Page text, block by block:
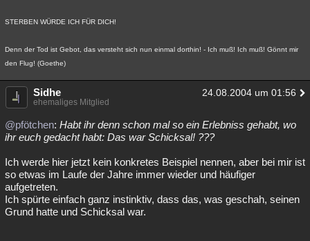
STERBEN WÜRDE ICH FÜR DICH!
Denn der Tod ist Gebot, das versteht sich nun einmal dorthin! - Ich muß! Ich muß! Gönnt mir
den Flug! (Goethe)
Sidhe 24.08.2004 um 01:56
ehemaliges Mitglied
@pfötchen: Habt ihr denn schon mal so ein Erlebniss gehabt, wo
ihr euch gedacht habt: Das war Schicksal! ???
Ich werde hier jetzt kein konkretes Beispiel nennen, aber bei mir ist
so etwas im Laufe der Jahre immer wieder und häufiger
aufgetreten.
Ich spürte einfach ganz instinktiv, dass das, was geschah, seinen
Grund hatte und Schicksal war.